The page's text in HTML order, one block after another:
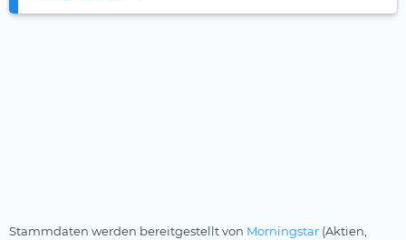
Stammdaten werden bereitgestellt von Morningstar (Aktien,